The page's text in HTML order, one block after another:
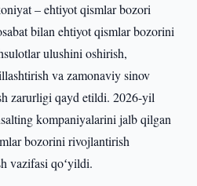
– ehtiyot qismlar bozori
bilan ehtiyot qismlar bozorini
ulushini oshirish,
va zamonaviy sinov
zarurligi qayd etildi. 2026-yil
kompaniyalarini jalb qilgan
bozorini rivojlantirish
vazifasi qoʻyildi.